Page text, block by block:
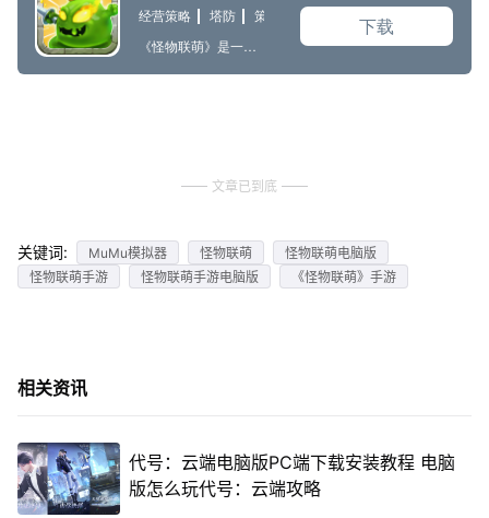
文章已到底
关键词: MuMu模拟器 怪物联萌
怪物联萌电脑版
怪物联萌手游
怪物联萌手游电脑版 《怪物联萌》手游
相关资讯
代号：云端电脑版PC端下载安装教程 电脑
版怎么玩代号：云端攻略